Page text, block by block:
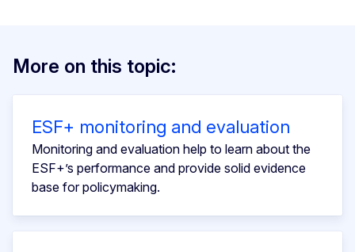
More on this topic:
ESF+ monitoring and evaluation
Monitoring and evaluation help to learn about the
ESF+’s performance and provide solid evidence
base for policymaking.